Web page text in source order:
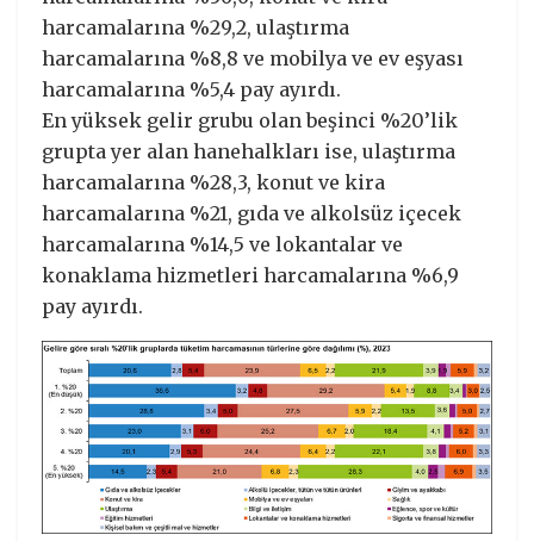
harcamalarına %29,2, ulaştırma
harcamalarına %8,8 ve mobilya ve ev eşyası
harcamalarına %5,4 pay ayırdı.
En yüksek gelir grubu olan beşinci %20’lik
grupta yer alan hanehalkları ise, ulaştırma
harcamalarına %28,3, konut ve kira
harcamalarına %21, gıda ve alkolsüz içecek
harcamalarına %14,5 ve lokantalar ve
konaklama hizmetleri harcamalarına %6,9
pay ayırdı.